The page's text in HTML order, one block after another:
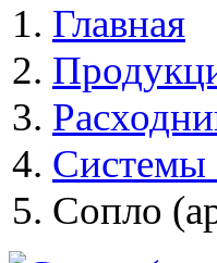
Главная
Системы
Сопло